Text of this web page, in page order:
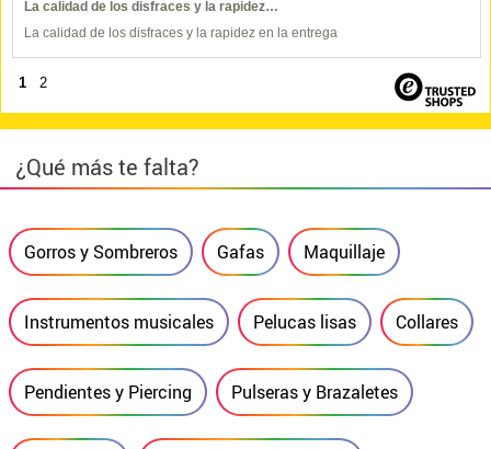
La calidad de los disfraces y la rapidez…
La calidad de los disfraces y la rapidez en la entrega
1 2
¿Qué más te falta?
Gorros y Sombreros Gafas Maquillaje
Instrumentos musicales Pelucas lisas Collares
Pendientes y Piercing Pulseras y Brazaletes